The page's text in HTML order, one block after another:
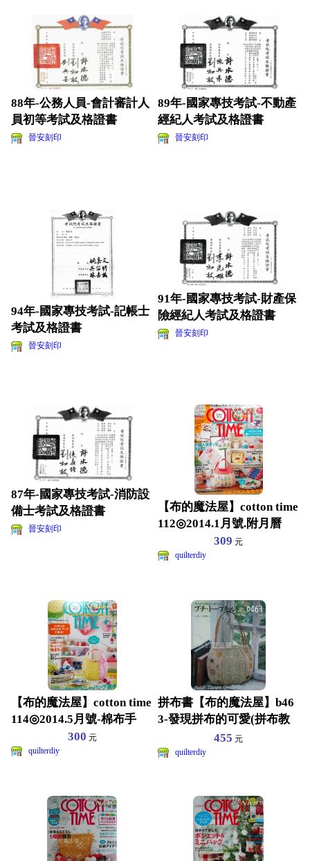
88年-公務人員-會計審計人
員初等考試及格證書
晉安刻印
89年-國家專技考試-不動產
經紀人考試及格證書
晉安刻印
94年-國家專技考試-記帳士
考試及格證書
晉安刻印
91年-國家專技考試-財產保
險經紀人考試及格證書
晉安刻印
87年-國家專技考試-消防設
備士考試及格證書
晉安刻印
【布的魔法屋】cotton time
112◎2014.1月號.附月曆
309 元
quilterdiy
【布的魔法屋】cotton time
114◎2014.5月號-棉布手
300 元
quilterdiy
拼布書【布的魔法屋】b46
3-發現拼布的可愛(拼布教
學/拼布材料.拼布
455 元
quilterdiy